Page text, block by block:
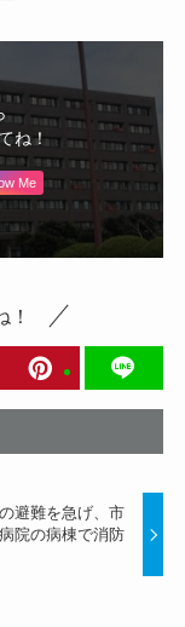
ね！
Me
避難を急げ、市
院の病棟で消防